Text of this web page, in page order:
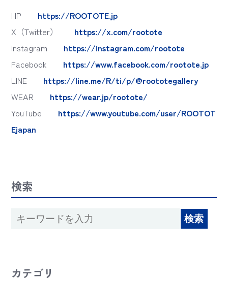
HP https://ROOTOTE.jp
X（Twitter） https://x.com/rootote
Instagram https://instagram.com/rootote
Facebook https://www.facebook.com/rootote.jp
LINE https://line.me/R/ti/p/@roototegallery
WEAR https://wear.jp/rootote/
YouTube https://www.youtube.com/user/ROOTOT
Ejapan
検索
カテゴリ